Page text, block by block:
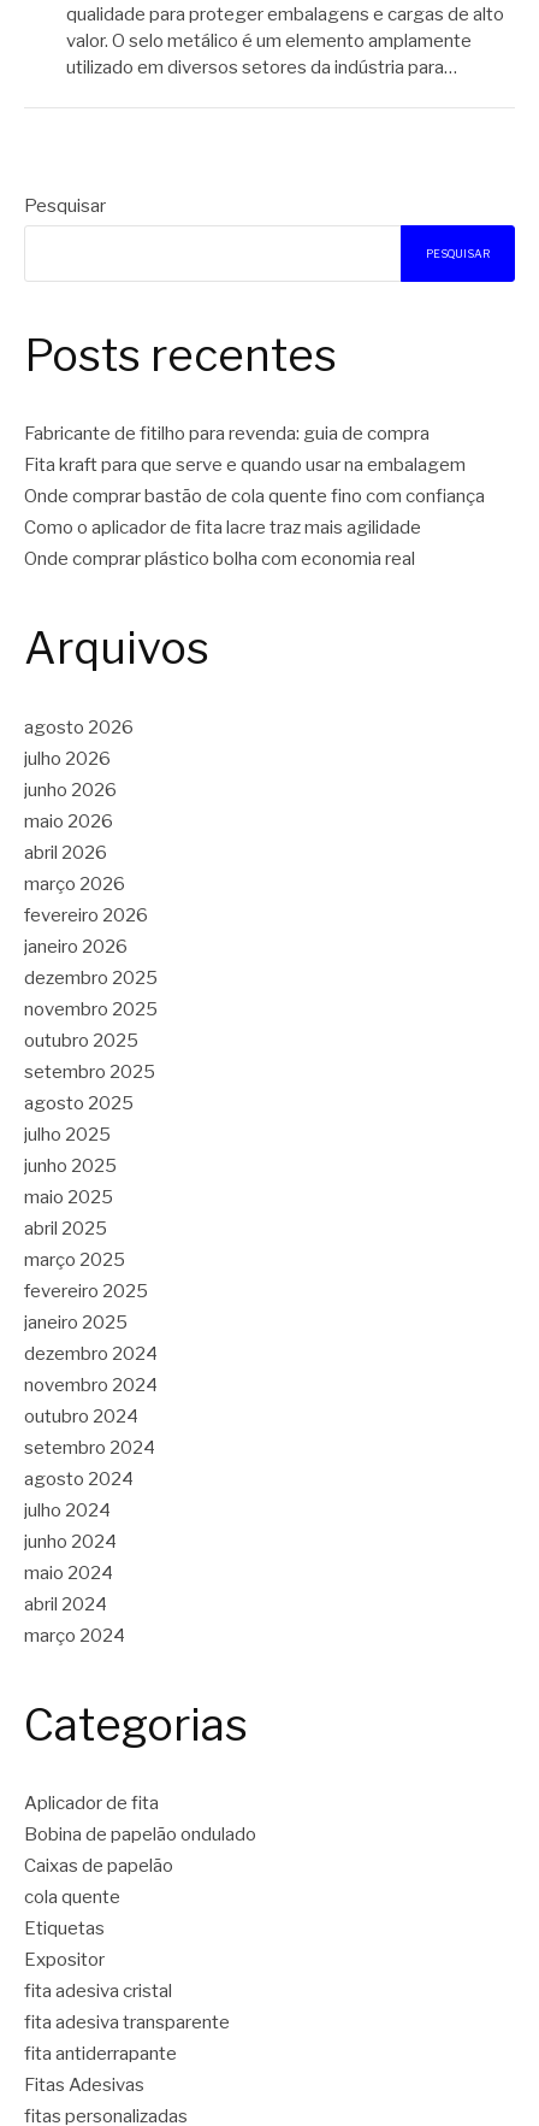
qualidade para proteger embalagens e cargas de alto
valor. O selo metálico é um elemento amplamente
utilizado em diversos setores da indústria para…
Pesquisar
PESQUISAR
Posts recentes
Fabricante de fitilho para revenda: guia de compra
Fita kraft para que serve e quando usar na embalagem
Onde comprar bastão de cola quente fino com confiança
Como o aplicador de fita lacre traz mais agilidade
Onde comprar plástico bolha com economia real
Arquivos
agosto 2026
julho 2026
junho 2026
maio 2026
abril 2026
março 2026
fevereiro 2026
janeiro 2026
dezembro 2025
novembro 2025
outubro 2025
setembro 2025
agosto 2025
julho 2025
junho 2025
maio 2025
abril 2025
março 2025
fevereiro 2025
janeiro 2025
dezembro 2024
novembro 2024
outubro 2024
setembro 2024
agosto 2024
julho 2024
junho 2024
maio 2024
abril 2024
março 2024
Categorias
Aplicador de fita
Bobina de papelão ondulado
Caixas de papelão
cola quente
Etiquetas
Expositor
fita adesiva cristal
fita adesiva transparente
fita antiderrapante
Fitas Adesivas
fitas personalizadas